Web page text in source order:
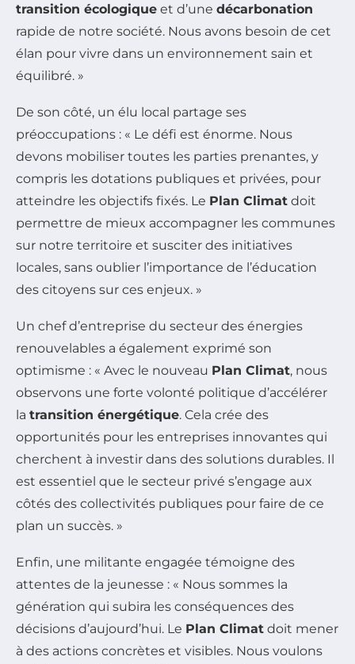
transition écologique et d’une décarbonation
rapide de notre société. Nous avons besoin de cet
élan pour vivre dans un environnement sain et
équilibré. »
De son côté, un élu local partage ses
préoccupations : « Le défi est énorme. Nous
devons mobiliser toutes les parties prenantes, y
compris les dotations publiques et privées, pour
atteindre les objectifs fixés. Le Plan Climat doit
permettre de mieux accompagner les communes
sur notre territoire et susciter des initiatives
locales, sans oublier l’importance de l’éducation
des citoyens sur ces enjeux. »
Un chef d’entreprise du secteur des énergies
renouvelables a également exprimé son
optimisme : « Avec le nouveau Plan Climat, nous
observons une forte volonté politique d’accélérer
la transition énergétique. Cela crée des
opportunités pour les entreprises innovantes qui
cherchent à investir dans des solutions durables. Il
est essentiel que le secteur privé s’engage aux
côtés des collectivités publiques pour faire de ce
plan un succès. »
Enfin, une militante engagée témoigne des
attentes de la jeunesse : « Nous sommes la
génération qui subira les conséquences des
décisions d’aujourd’hui. Le Plan Climat doit mener
à des actions concrètes et visibles. Nous voulons